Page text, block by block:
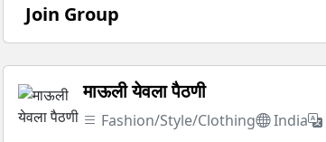
Join Group
माऊली येवला पैठणी
Fashion/Style/Clothing India